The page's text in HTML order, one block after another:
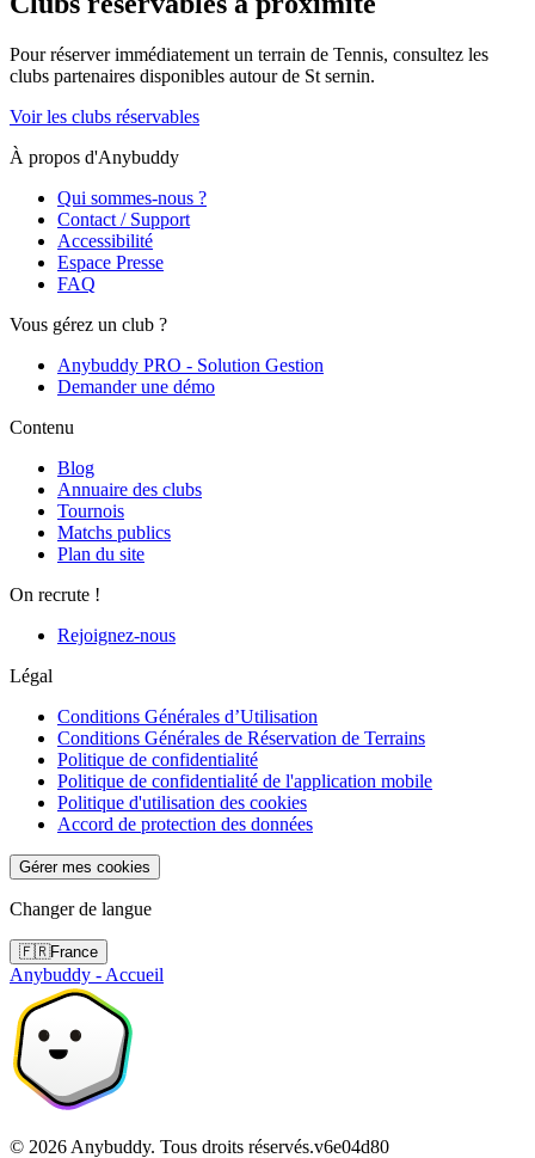
Pour réserver immédiatement un terrain de Tennis, consultez les
clubs partenaires disponibles autour de St sernin.
Voir les clubs réservables
À propos d'Anybuddy
Qui sommes-nous ?
Contact / Support
Accessibilité
Espace Presse
FAQ
Vous gérez un club ?
Anybuddy PRO - Solution Gestion
Demander une démo
Contenu
Blog
Annuaire des clubs
Tournois
Matchs publics
Plan du site
On recrute !
Rejoignez-nous
Légal
Conditions Générales d’Utilisation
Conditions Générales de Réservation de Terrains
Politique de confidentialité
Politique de confidentialité de l'application mobile
Politique d'utilisation des cookies
Accord de protection des données
Gérer mes cookies
Changer de langue
🇫🇷France
Anybuddy - Accueil
© 2026 Anybuddy. Tous droits réservés.v6e04d80